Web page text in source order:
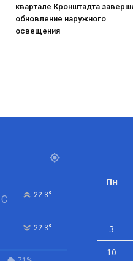
квартале Кронштадта
обновление наружного
освещения
C 22.3°
22.3°
Пн
3
10